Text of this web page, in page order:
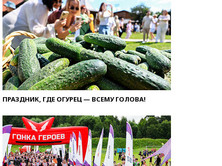
ПРАЗДНИК, ГДЕ ОГУРЕЦ — ВСЕМУ ГОЛОВА!